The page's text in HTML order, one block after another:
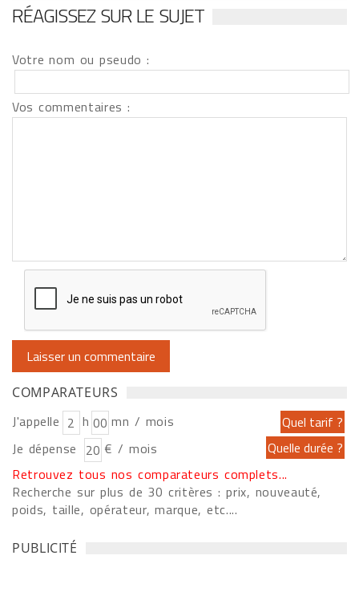
RÉAGISSEZ SUR LE SUJET
Votre nom ou pseudo :
Vos commentaires :
COMPARATEURS
J'appelle h
mn / mois
Je dépense
€ / mois
Retrouvez tous nos comparateurs complets...
Recherche sur plus de 30 critères : prix, nouveauté,
poids, taille, opérateur, marque, etc....
PUBLICITÉ